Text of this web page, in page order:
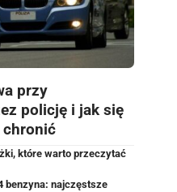
przy
policję i jak się
chronić
które warto przeczytać
benzyna: najczęstsze